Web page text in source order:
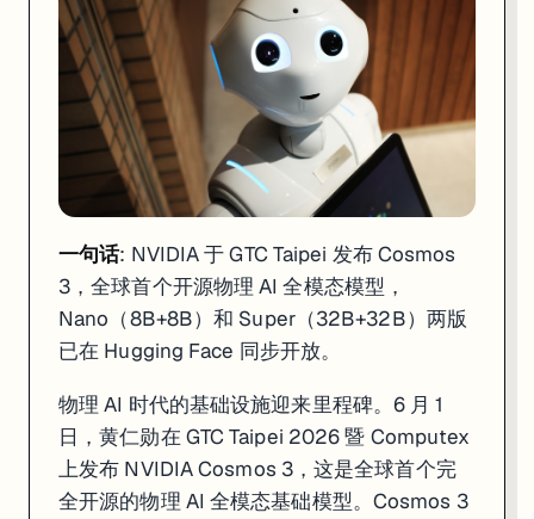
中国 AI 初创 MiniMax 在 6 月 1 日以一份亮眼的成绩单进入大模型竞
MSA 架构是 M3 性能飞跃的核心。相比此前的稠密注意力设计，MSA
MiniMax 将 M3 定位为「首个同时具备前沿编码、百万 token 上下文
一句话: NVIDIA 于 GTC Taipei 发布 Cosmos
3，全球首个开源物理 AI 全模态模型，
Nano（8B+8B）和 Super（32B+32B）两版
已在 Hugging Face 同步开放。
物理 AI 时代的基础设施迎来里程碑。6 月 1
日，黄仁勋在 GTC Taipei 2026 暨 Computex
上发布 NVIDIA Cosmos 3，这是全球首个完
全开源的物理 AI 全模态基础模型。Cosmos 3